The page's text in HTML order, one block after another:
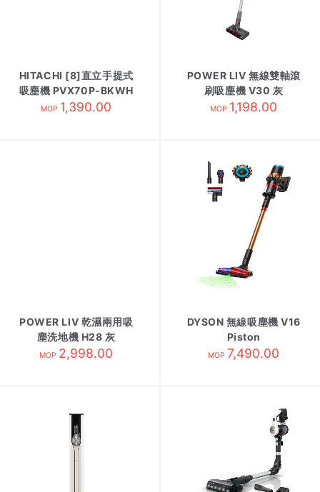
HITACHI [8]直立手提式
吸塵機 PVX70P-BKWH
MOP 1,390.00
POWER LIV 無線雙軸滾
刷吸塵機 V30 灰
MOP 1,198.00
POWER LIV 乾濕兩用吸
塵洗地機 H28 灰
MOP 2,998.00
DYSON 無線吸塵機 V16
Piston
MOP 7,490.00